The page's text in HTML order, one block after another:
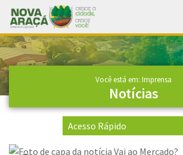
Ir para conteúdo principal
Conteúdo Principal
Você está em: Imprensa
Notícias